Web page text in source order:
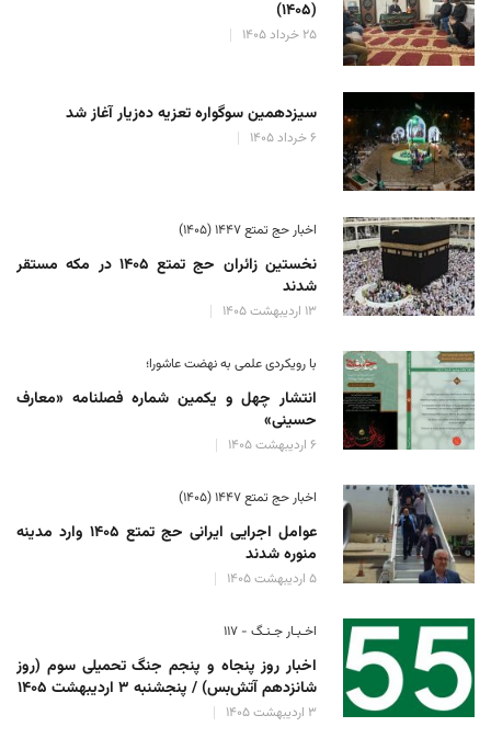
(۱۴۰۵)
۲۵ خرداد ۱۴۰۵
سیزدهمین سوگواره تعزیه ده‌زیار آغاز شد
۶ خرداد ۱۴۰۵
اخبار حج تمتع ۱۴۴۷ (۱۴۰۵)
نخستین زائران حج تمتع ۱۴۰۵ در مکه مستقر
شدند
۱۳ اردیبهشت ۱۴۰۵
با رویکردی علمی به نهضت عاشورا؛
انتشار چهل و یکمین شماره فصلنامه «معارف
حسینی»
۶ اردیبهشت ۱۴۰۵
اخبار حج تمتع ۱۴۴۷ (۱۴۰۵)
عوامل اجرایی ایرانی حج تمتع ۱۴۰۵ وارد مدینه
منوره ‌شدند
۵ اردیبهشت ۱۴۰۵
اخـبـار جـنـگ - ۱۱۷
اخبار روز پنجاه و پنجم جنگ تحمیلی سوم (روز
شانزدهم آتش‌بس) / پنجشنبه ۳ اردیبهشت ۱۴۰۵
۳ اردیبهشت ۱۴۰۵